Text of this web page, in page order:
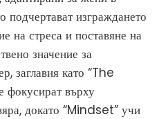
подчертават изграждането
на стреса и поставяне на
значение за
заглавия като “The
върху
докато “Mindset” учи